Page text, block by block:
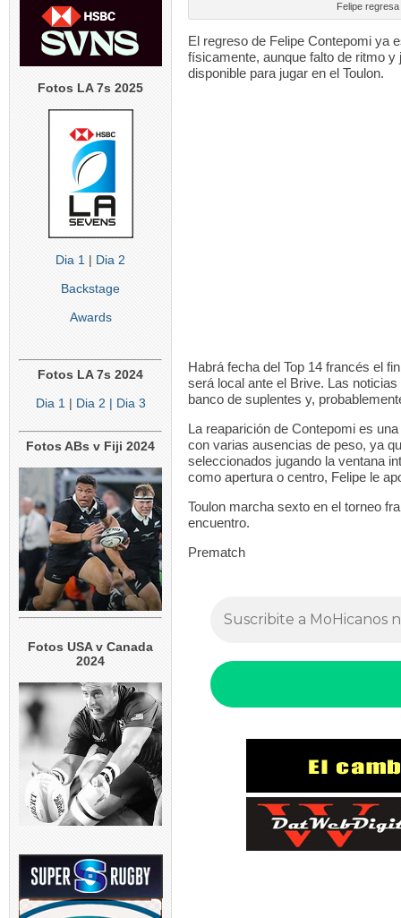
Fotos LA 7s 2025
Dia 1 | Dia 2
Backstage
Awards
Fotos LA 7s 2024
Dia 1 | Dia 2 | Dia 3
Fotos ABs v Fiji 2024
Fotos USA v Canada
2024
Felipe
El regreso de Felipe Contepomi ya
físicamente, aunque falto de ritmo
disponible para jugar en el Toulon.
Habrá fecha del Top 14 francés el
será local ante el Brive. Las
banco de suplentes y,
La reaparición de Contepomi es
con varias ausencias de peso, ya
seleccionados jugando la ventana
como apertura o centro, Felipe le
Toulon marcha sexto en el torneo
encuentro.
Prematch